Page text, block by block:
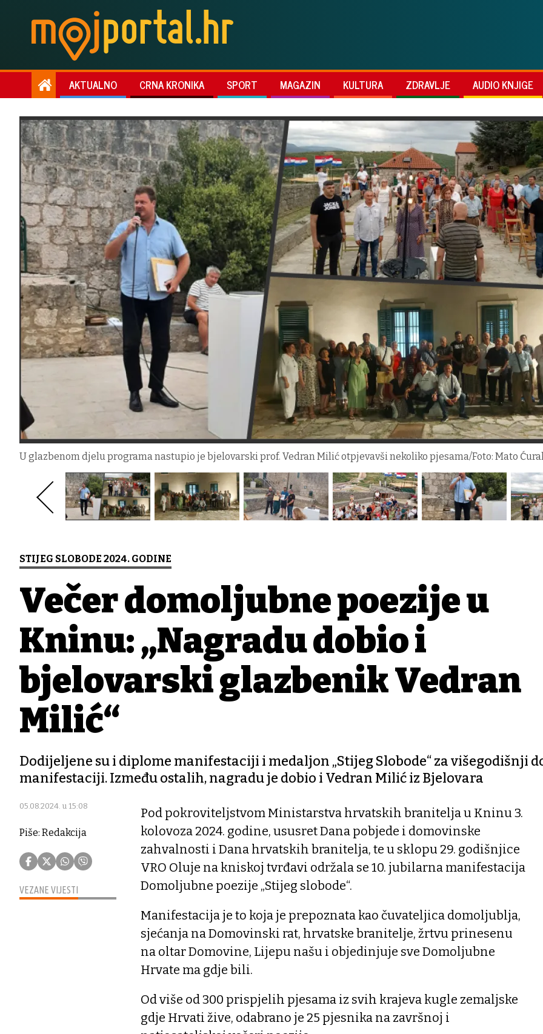
AKTUALNO CRNA KRONIKA SPORT MAGAZIN KULTURA ZDRAVLJE AUDIO KNJIGE
U glazbenom djelu programa nastupio je bjelovarski prof. Vedran Milić otpjevavši nekoliko pjesama/Foto: Mato
STIJEG SLOBODE 2024. GODINE
Večer domoljubne poezije u
Kninu: „Nagradu dobio i
bjelovarski glazbenik Vedran
Milić“
Dodijeljene su i diplome manifestaciji i medaljon „Stijeg Slobode“ za višegodišnji
manifestaciji. Između ostalih, nagradu je dobio i Vedran Milić iz Bjelovara
05.08.2024. u 15:08
Piše: Redakcija
VEZANE VIJESTI
Pod pokroviteljstvom Ministarstva hrvatskih branitelja u Kninu 3.
kolovoza 2024. godine, ususret Dana pobjede i domovinske
zahvalnosti i Dana hrvatskih branitelja, te u sklopu 29. godišnjice
VRO Oluje na kniskoj tvrđavi održala se 10. jubilarna manifestacija
Domoljubne poezije „Stijeg slobode“.
Manifestacija je to koja je prepoznata kao čuvateljica domoljublja,
sjećanja na Domovinski rat, hrvatske branitelje, žrtvu prinesenu
na oltar Domovine, Lijepu našu i objedinjuje sve Domoljubne
Hrvate ma gdje bili.
Od više od 300 prispjelih pjesama iz svih krajeva kugle zemaljske
gdje Hrvati žive, odabrano je 25 pjesnika na završnoj i